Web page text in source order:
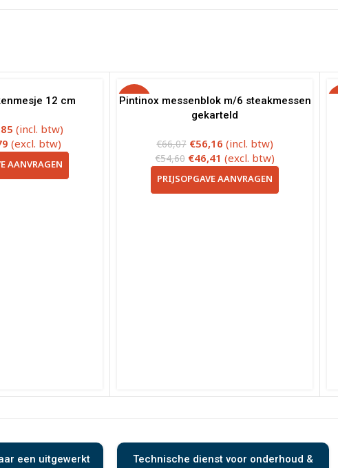
12 cm
(incl. btw)
(excl. btw)
AANVRAGEN
-15%
Pintinox messenblok m/6 steakmessen
gekarteld
€66,07 €56,16 (incl. btw)
€54,60 €46,41 (excl. btw)
PRIJSOPGAVE AANVRAGEN
een uitgewerkt
Technische dienst voor onderhoud &